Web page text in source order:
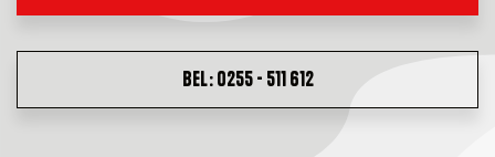
BEL: 0255 - 511 612